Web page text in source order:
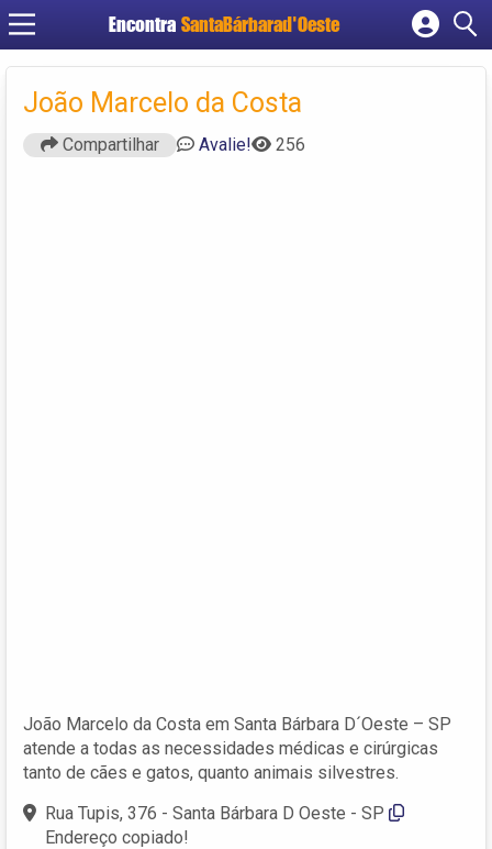
Encontra SantaBárbarad'Oeste
Cadastrar empresa
Criar conta
João Marcelo da Costa
Compartilhar Avalie! 256
João Marcelo da Costa em Santa Bárbara D´Oeste – SP
atende a todas as necessidades médicas e cirúrgicas
tanto de cães e gatos, quanto animais silvestres.
Rua Tupis, 376 - Santa Bárbara D Oeste - SP
Endereço copiado!